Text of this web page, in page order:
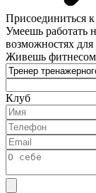
Присоединиться
Умеешь работать
возможностях для
Живешь
Клуб